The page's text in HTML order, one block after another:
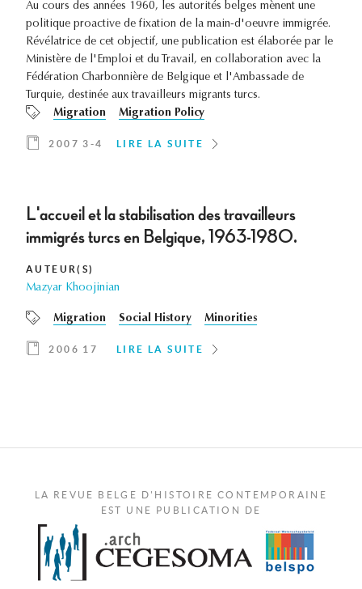
Au cours des années 1960, les autorités belges mènent une
politique proactive de fixation de la main-d'oeuvre immigrée.
Révélatrice de cet objectif, une publication est élaborée par le
Ministère de l'Emploi et du Travail, en collaboration avec la
Fédération Charbonnière de Belgique et l'Ambassade de
Turquie, destinée aux travailleurs migrants turcs.
Migration
Migration Policy
2007 3-4 LIRE LA SUITE
L'accueil et la stabilisation des travailleurs
immigrés turcs en Belgique, 1963-1980.
AUTEUR(S)
Mazyar Khoojinian
Migration Social History Minorities
2006 17 LIRE LA SUITE
LA REVUE BELGE D'HISTOIRE CONTEMPORAINE
EST UNE PUBLICATION DE